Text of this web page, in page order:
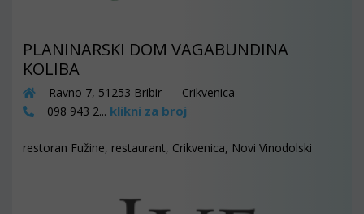
PLANINARSKI DOM VAGABUNDINA
KOLIBA
Ravno 7, 51253 Bribir - Crikvenica
098 943 2... klikni za broj
restoran Fužine, restaurant, Crikvenica, Novi Vinodolski